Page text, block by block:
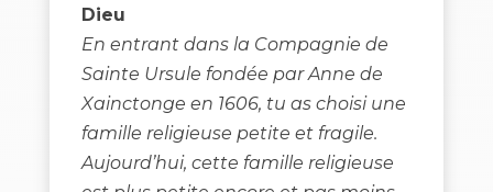
Dieu
En entrant dans la Compagnie de
Sainte Ursule fondée par Anne de
Xainctonge en 1606, tu as choisi une
famille religieuse petite et fragile.
Aujourd’hui, cette famille religieuse